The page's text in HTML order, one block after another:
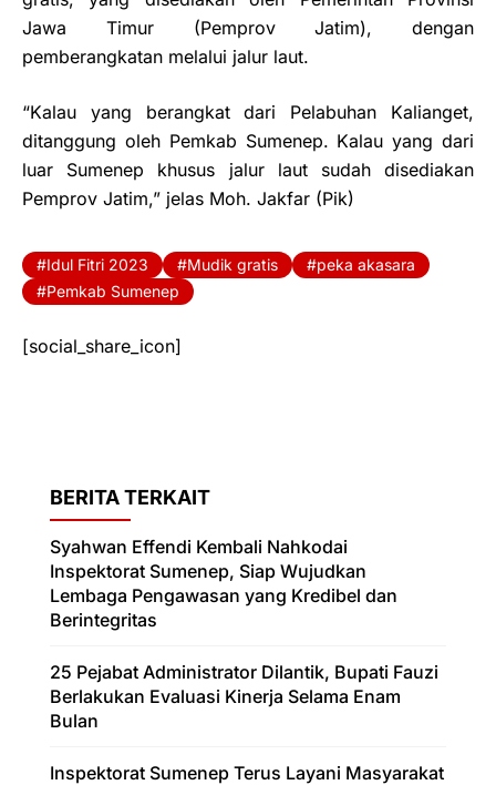
Jawa Timur (Pemprov Jatim), dengan
pemberangkatan melalui jalur laut.
“Kalau yang berangkat dari Pelabuhan Kalianget,
ditanggung oleh Pemkab Sumenep. Kalau yang dari
luar Sumenep khusus jalur laut sudah disediakan
Pemprov Jatim,” jelas Moh. Jakfar (Pik)
Idul Fitri 2023 Mudik gratis
peka akasara
Pemkab Sumenep
[social_share_icon]
BERITA TERKAIT
Syahwan Effendi Kembali Nahkodai
Inspektorat Sumenep, Siap Wujudkan
Lembaga Pengawasan yang Kredibel dan
Berintegritas
25 Pejabat Administrator Dilantik, Bupati Fauzi
Berlakukan Evaluasi Kinerja Selama Enam
Bulan
Inspektorat Sumenep Terus Layani Masyarakat